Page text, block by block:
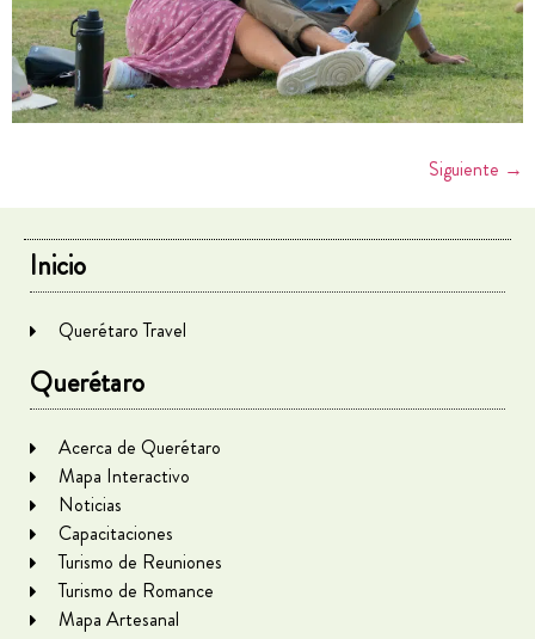
Siguiente →
Inicio
Querétaro Travel
Querétaro
Acerca de Querétaro
Mapa Interactivo
Noticias
Capacitaciones
Turismo de Reuniones
Turismo de Romance
Mapa Artesanal